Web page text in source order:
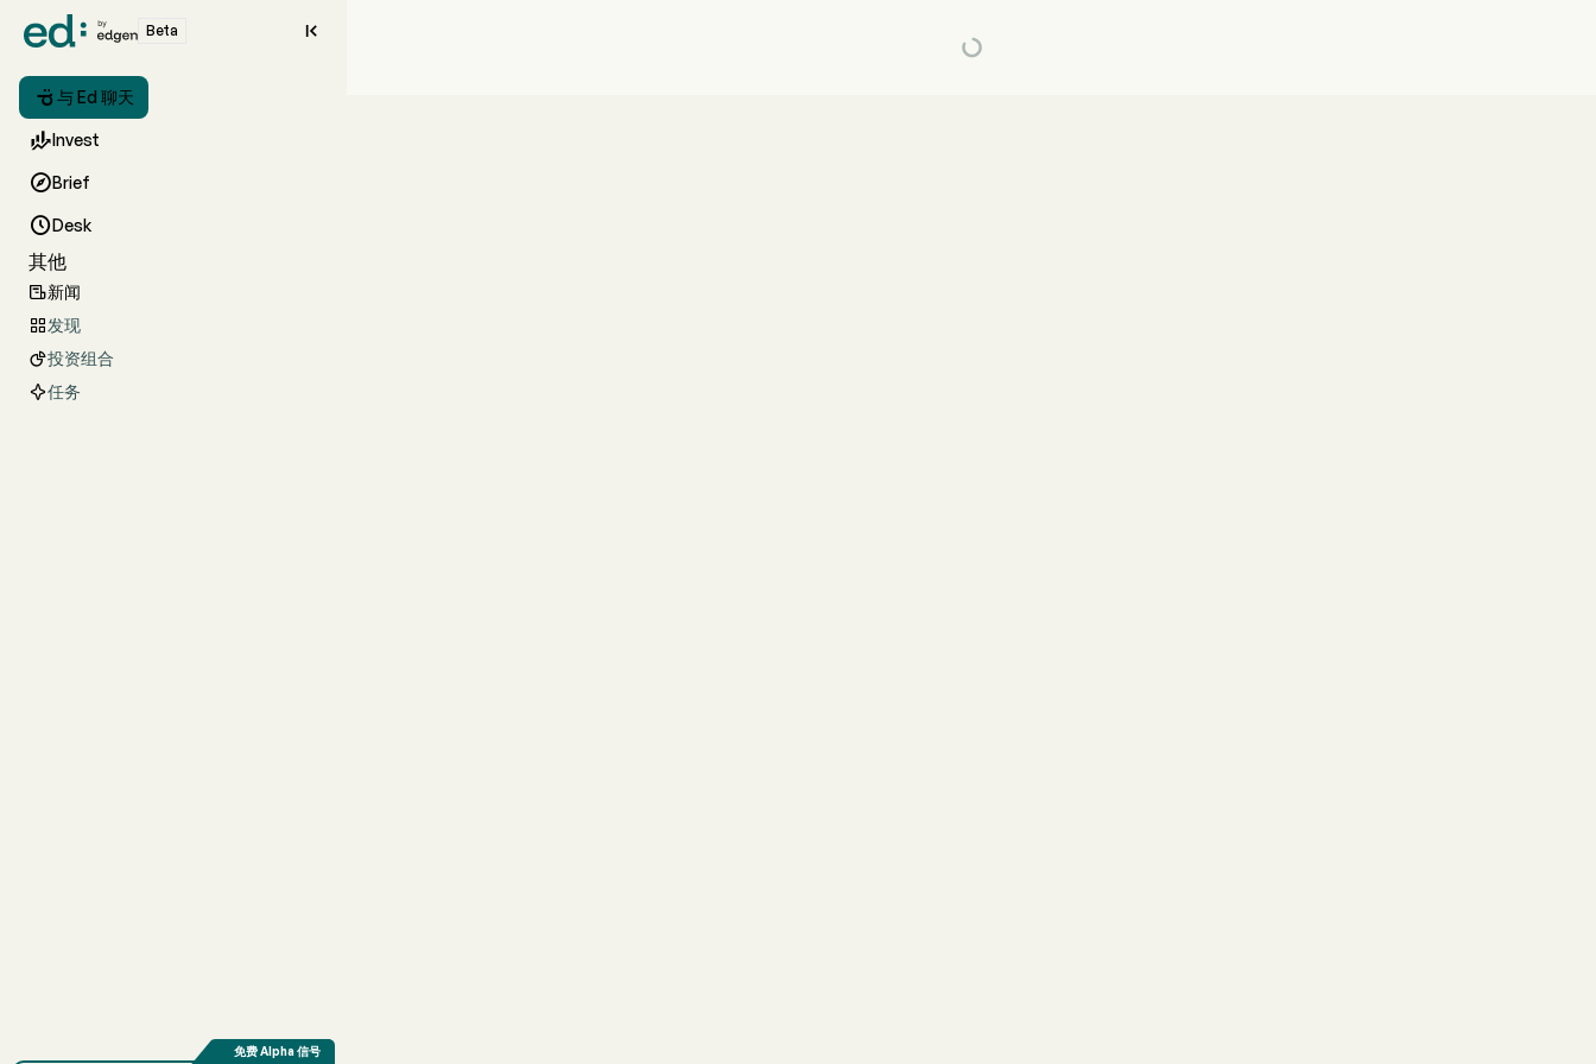
Beta 
 与 Ed 聊天
Invest
Brief
Desk
其他
新闻
发现
投资组合
任务